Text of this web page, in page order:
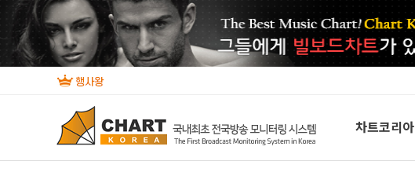
차트코리아